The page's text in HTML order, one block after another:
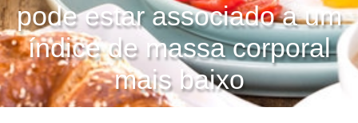
pode estar associado a um
índice de massa corporal
mais baixo